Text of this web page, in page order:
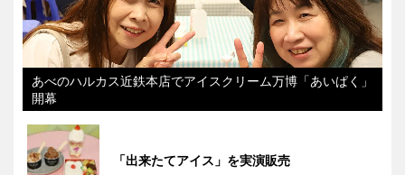
あべのハルカス近鉄本店でアイスクリーム万博「あいぱく」
開幕
「出来たてアイス」を実演販売